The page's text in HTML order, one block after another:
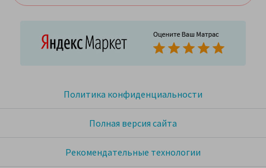
Политика конфиденциальности
Полная версия сайта
Рекомендательные технологии